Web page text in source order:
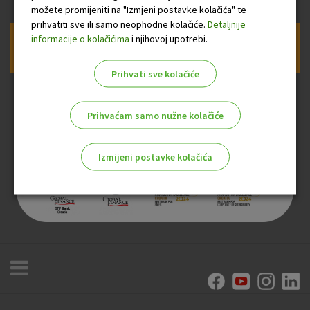
Prijava na newsletter OTP banke
možete promijeniti na "Izmjeni postavke kolačića" te
prihvatiti sve ili samo neophodne kolačiće. Detaljnije
informacije o kolačićima i njihovoj upotrebi.
Prihvati sve kolačiće
Prihvaćam samo nužne kolačiće
Izmijeni postavke kolačića